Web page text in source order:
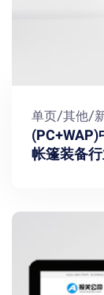
单页/其他/
帐篷装备